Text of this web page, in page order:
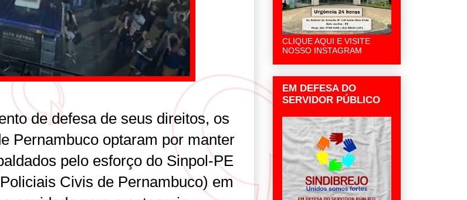
de defesa de seus direitos, os
Pernambuco optaram por manter
pelo esforço do Sinpol-PE
Civis de Pernambuco) em
CLIQUE AQUI E VISITE
NOSSO INSTAGRAM
EM DEFESA DO
SERVIDOR PÚBLICO